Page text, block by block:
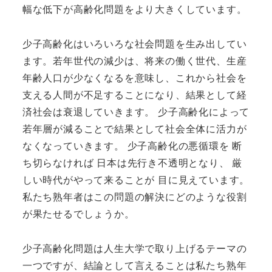
幅な低下が高齢化問題をより大きくしています。
少子高齢化はいろいろな社会問題を生み出してい
ます。若年世代の減少は、将来の働く世代、生産
年齢人口が少なくなるを意味し、これから社会を
支える人間が不足することになり、結果として経
済社会は衰退していきます。 少子高齢化によって
若年層が減ることで結果として社会全体に活力が
なくなっていきます。 少子高齢化の悪循環を 断
ち切らなければ 日本は先行き不透明となり、 厳
しい時代がやって来ることが 目に見えています。
私たち熟年者はこの問題の解決にどのような役割
が果たせるでしょうか。
少子高齢化問題は人生大学で取り上げるテーマの
一つですが、結論として言えることは私たち熟年